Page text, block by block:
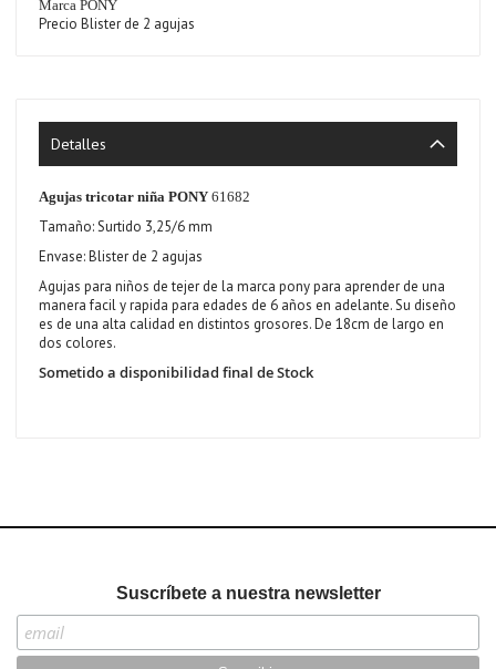
Marca PONY
Precio Blister de 2 agujas
Detalles
Agujas tricotar niña PONY 61682
Tamaño: Surtido 3,25/6 mm
Envase: Blister de 2 agujas
Agujas para niños de tejer de la marca pony para aprender de una
manera facil y rapida para edades de 6 años en adelante. Su diseño
es de una alta calidad en distintos grosores. De 18cm de largo en
dos colores.
Sometido a disponibilidad final de Stock
Suscríbete a nuestra newsletter